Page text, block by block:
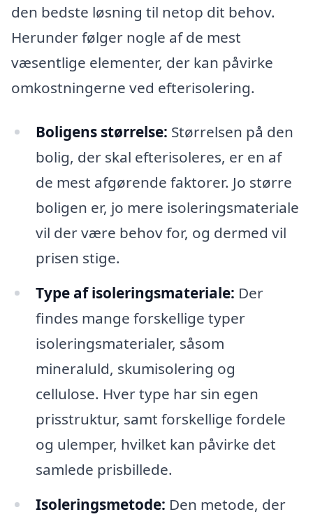
den bedste løsning til netop dit behov.
Herunder følger nogle af de mest
væsentlige elementer, der kan påvirke
omkostningerne ved efterisolering.
Boligens størrelse: Størrelsen på den
bolig, der skal efterisoleres, er en af
de mest afgørende faktorer. Jo større
boligen er, jo mere isoleringsmateriale
vil der være behov for, og dermed vil
prisen stige.
Type af isoleringsmateriale: Der
findes mange forskellige typer
isoleringsmaterialer, såsom
mineraluld, skumisolering og
cellulose. Hver type har sin egen
prisstruktur, samt forskellige fordele
og ulemper, hvilket kan påvirke det
samlede prisbillede.
Isoleringsmetode: Den metode, der